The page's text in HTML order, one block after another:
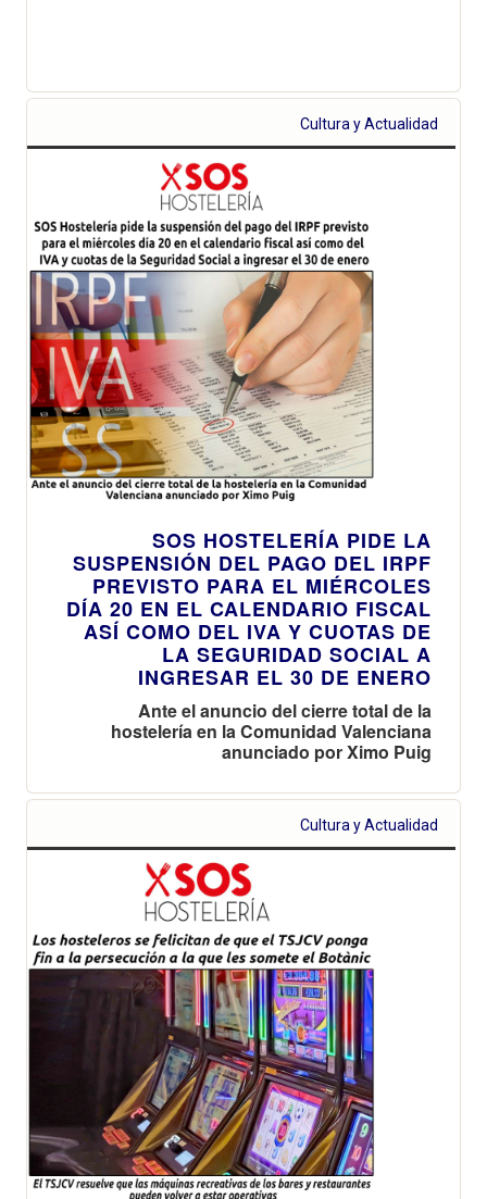
Cultura y Actualidad
SOS HOSTELERÍA PIDE LA
SUSPENSIÓN DEL PAGO DEL IRPF
PREVISTO PARA EL MIÉRCOLES
DÍA 20 EN EL CALENDARIO FISCAL
ASÍ COMO DEL IVA Y CUOTAS DE
LA SEGURIDAD SOCIAL A
INGRESAR EL 30 DE ENERO
Ante el anuncio del cierre total de la
hostelería en la Comunidad Valenciana
anunciado por Ximo Puig
Cultura y Actualidad